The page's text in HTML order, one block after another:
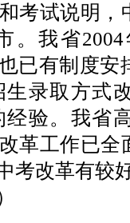
考试说明
。我省
已有制度
录取方式
验。我省
革工作已
考改革有较